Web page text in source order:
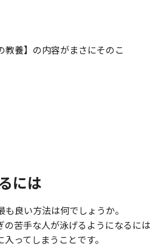
教養】の内容がまさにそのこ
には
良い方法は何でしょうか。
の苦手な人が泳げるようになるに
ってしまうことです。